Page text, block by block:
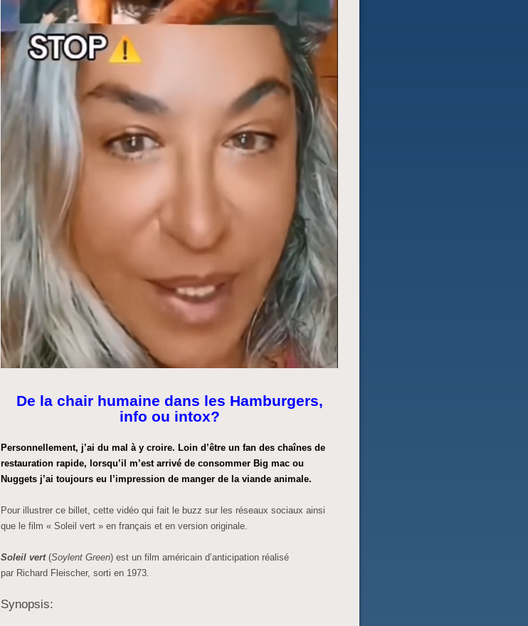
De la chair humaine dans les Hamburgers,
info ou intox?
Personnellement, j’ai du mal à y croire. Loin d’être un fan des chaînes de
restauration rapide, lorsqu’il m’est arrivé de consommer Big mac ou
Nuggets j’ai toujours eu l’impression de manger de la viande animale.
Pour illustrer ce billet, cette vidéo qui fait le buzz sur les réseaux sociaux ainsi
que le film « Soleil vert » en français et en version originale.
Soleil vert(Soylent Green) est un film américain d’anticipation réalisé
par Richard Fleischer, sorti en 1973.
Synopsis: